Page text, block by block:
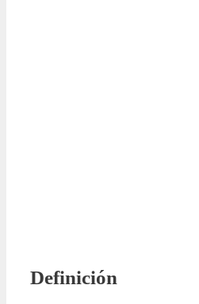
Definición